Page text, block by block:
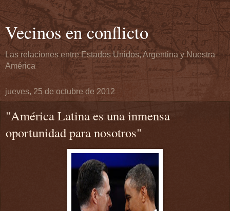
Vecinos en conflicto
Las relaciones entre Estados Unidos, Argentina y Nuestra
América
jueves, 25 de octubre de 2012
"América Latina es una inmensa
oportunidad para nosotros"